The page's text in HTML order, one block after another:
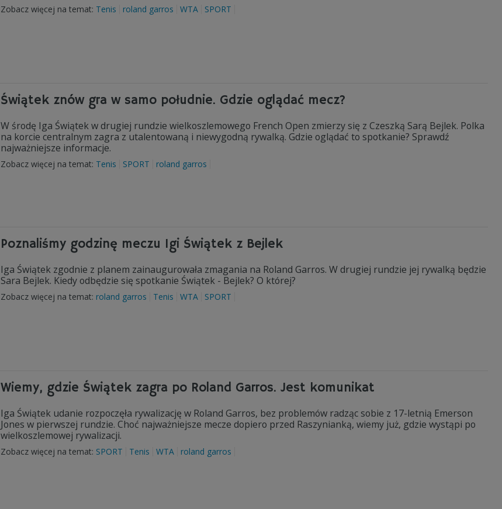
Zobacz więcej na temat: Tenis roland garros WTA SPORT
Świątek znów gra w samo południe. Gdzie oglądać mecz?
W środę Iga Świątek w drugiej rundzie wielkoszlemowego French Open zmierzy się z Czeszką Sarą Bejlek. Polka
na korcie centralnym zagra z utalentowaną i niewygodną rywalką. Gdzie oglądać to spotkanie? Sprawdź
najważniejsze informacje.
Zobacz więcej na temat: Tenis SPORT roland garros
Poznaliśmy godzinę meczu Igi Świątek z Bejlek
Iga Świątek zgodnie z planem zainaugurowała zmagania na Roland Garros. W drugiej rundzie jej rywalką będzie
Sara Bejlek. Kiedy odbędzie się spotkanie Świątek - Bejlek? O której?
Zobacz więcej na temat: roland garros Tenis WTA SPORT
Wiemy, gdzie Świątek zagra po Roland Garros. Jest komunikat
Iga Świątek udanie rozpoczęła rywalizację w Roland Garros, bez problemów radząc sobie z 17-letnią Emerson
Jones w pierwszej rundzie. Choć najważniejsze mecze dopiero przed Raszynianką, wiemy już, gdzie wystąpi po
wielkoszlemowej rywalizacji.
Zobacz więcej na temat: SPORT Tenis WTA roland garros